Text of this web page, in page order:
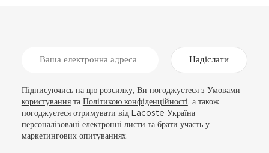
Надіслати
Підписуючись на цю розсилку, Ви погоджуєтеся з Умовами
користуваннята Політикою конфіденційності, а також
погоджуєтеся отримувати від Lacoste Україна
персоналізовані електронні листи та брати участь у
маркетингових опитуваннях.